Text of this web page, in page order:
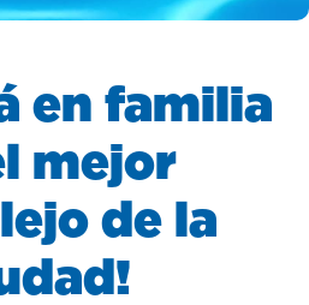
en familia
mejor
de la